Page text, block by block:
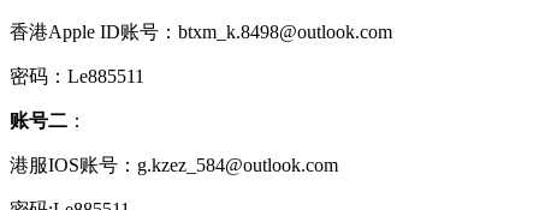
香港Apple ID账号：btxm_k.8498@outlook.com
密码：Le885511
账号二 ：
港服IOS账号：g.kzez_584@outlook.com